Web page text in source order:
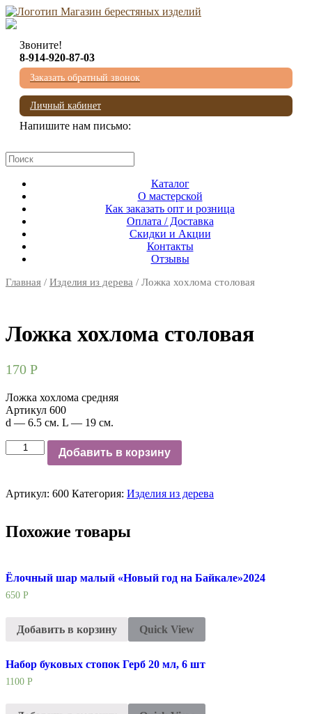
Звоните!
8-914-920-87-03
Заказать обратный звонок
Личный кабинет
Напишите нам письмо:
Каталог
О мастерской
Как заказать опт и розница
Оплата / Доставка
Скидки и Акции
Контакты
Отзывы
Главная / Изделия из дерева / Ложка хохлома столовая
Ложка хохлома столовая
170 Р
Ложка хохлома средняя
Артикул 600
d — 6.5 см. L — 19 см.
Количество
Добавить в корзину
Артикул: 600 Категория: Изделия из дерева
Похожие товары
Ёлочный шар малый «Новый год на Байкале»2024
650 Р
Добавить в корзину Quick View
Набор буковых стопок Герб 20 мл, 6 шт
1100 Р